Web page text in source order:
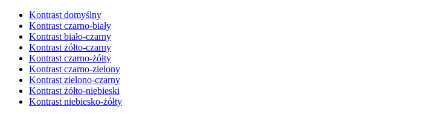
Kontrast domyślny
Kontrast czarno-biały
Kontrast biało-czarny
Kontrast żółto-czarny
Kontrast czarno-żółty
Kontrast czarno-zielony
Kontrast zielono-czarny
Kontrast żółto-niebieski
Kontrast niebiesko-żółty